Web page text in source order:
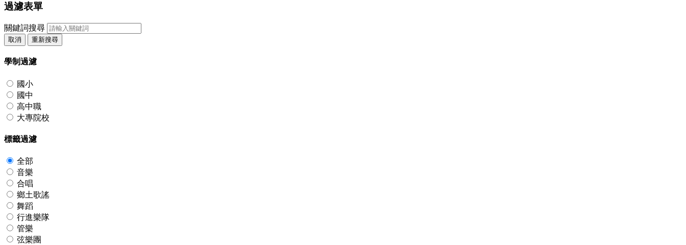
過濾表單
關鍵詞搜尋
取消 重新搜尋
學制過濾
國小
國中
高中職
大專院校
標籤過濾
全部
音樂
合唱
鄉土歌謠
舞蹈
行進樂隊
管樂
弦樂團